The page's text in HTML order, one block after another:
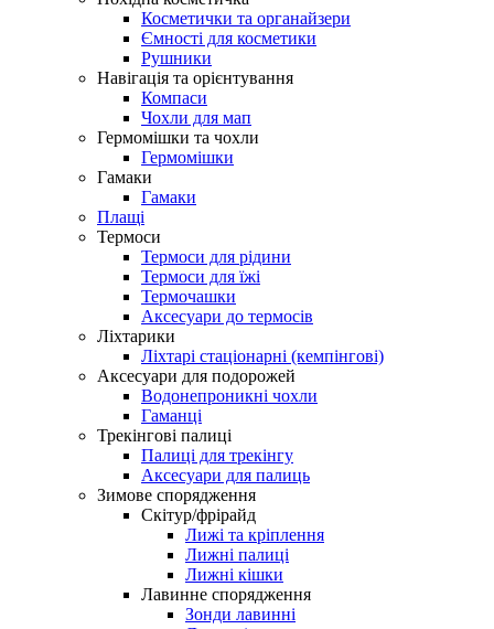
Косметички та органайзери
Ємності для косметики
Рушники
Навігація та орієнтування
Компаси
Чохли для мап
Гермомішки та чохли
Гермомішки
Гамаки
Гамаки
Плащі
Термоси
Термоси для рідини
Термоси для їжі
Термочашки
Аксесуари до термосів
Ліхтарики
Ліхтарі стаціонарні (кемпінгові)
Аксесуари для подорожей
Водонепроникні чохли
Гаманці
Трекінгові палиці
Палиці для трекінгу
Аксесуари для палиць
Зимове спорядження
Скітур/фрірайд
Лижі та кріплення
Лижні палиці
Лижні кішки
Лавинне спорядження
Зонди лавинні